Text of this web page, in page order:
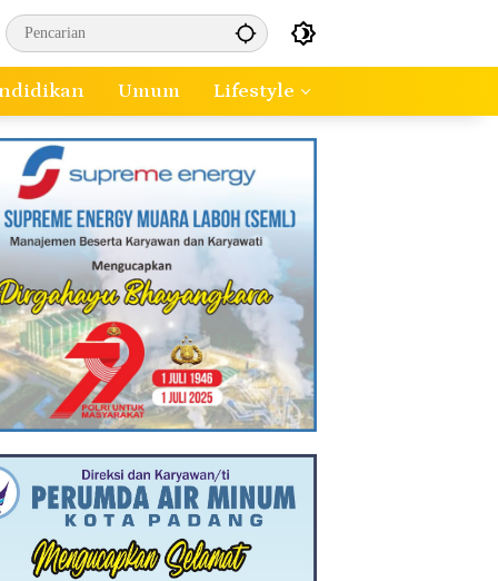
Umum Lifestyle